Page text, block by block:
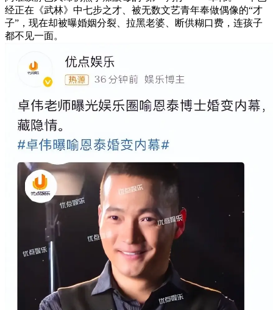
经正在《武林》中七步之才、被无数文艺青年奉做偶像的“才
子”，现在却被曝婚姻分裂、拉黑老婆、断供糊口费，连孩子
都不见一面。